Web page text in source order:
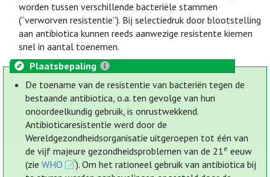
worden tussen verschillende bacteriële stammen
(“verworven resistentie”). Bij selectiedruk door blootstelling
aan antibiotica kunnen reeds aanwezige resistente kiemen
snel in aantal toenemen.
Plaatsbepaling
De toename van de resistentie van bacteriën tegen de
bestaande antibiotica, o.a. ten gevolge van hun
onoordeelkundig gebruik, is onrustwekkend.
Antibioticaresistentie werd door de
Wereldgezondheidsorganisatie uitgeroepen tot één van
de vijf majeure gezondheidsproblemen van de 21e eeuw
(zieWHO
). Om het rationeel gebruik van antibiotica bij